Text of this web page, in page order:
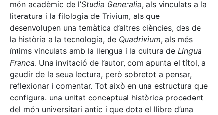
món acadèmic de l’Studia Generalia, als vinculats a la
literatura i la filologia de Trivium, als que
desenvolupen una temàtica d’altres ciències, des de
la història a la tecnologia, de Quadrivium, als més
íntims vinculats amb la llengua i la cultura de Lingua
Franca. Una invitació de l’autor, com apunta el títol, a
gaudir de la seua lectura, però sobretot a pensar,
reflexionar i comentar. Tot això en una estructura que
configura. una unitat conceptual històrica procedent
del món universitari antic i que dota el llibre d’una